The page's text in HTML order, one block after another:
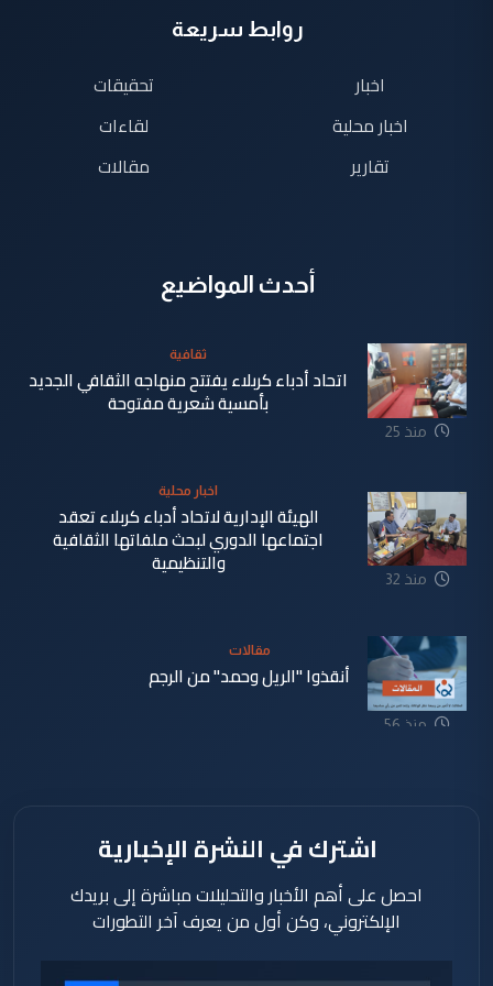
روابط سريعة
اخبار
اخبار محلية
تقارير
تحقيقات
لقاءات
مقالات
أحدث المواضيع
منذ 25
ثقافية
اتحاد أدباء كربلاء يفتتح منهاجه الثقافي الجديد
بأمسية شعرية مفتوحة
منذ 32
اخبار محلية
الهيئة الإدارية لاتحاد أدباء كربلاء تعقد
اجتماعها الدوري لبحث ملفاتها الثقافية
والتنظيمية
منذ 56
مقالات
أنقذوا "الريل وحمد" من الرجم
اشترك في النشرة الإخبارية
احصل على أهم الأخبار والتحليلات مباشرة إلى بريدك
الإلكتروني، وكن أول من يعرف آخر التطورات